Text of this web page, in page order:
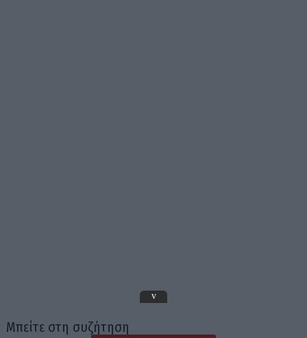
Μπείτε στη συζήτηση
v